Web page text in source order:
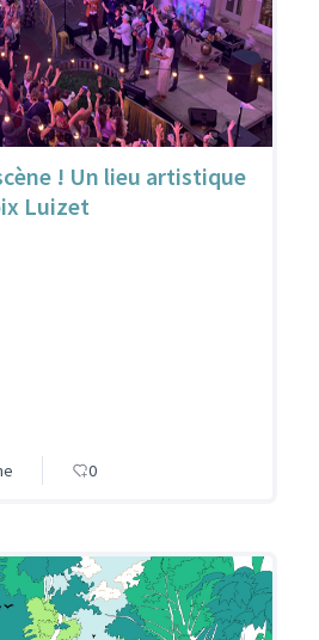
! Un lieu artistique
Luizet
0